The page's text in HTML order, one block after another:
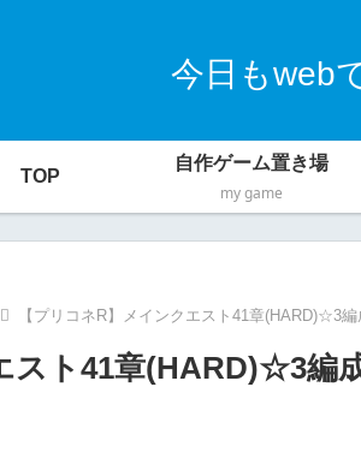
今日もweb
TOP
自作ゲーム置き場
my game
【プリコネR】メインクエスト41章(HARD)☆3編
スト41章(HARD)☆3編